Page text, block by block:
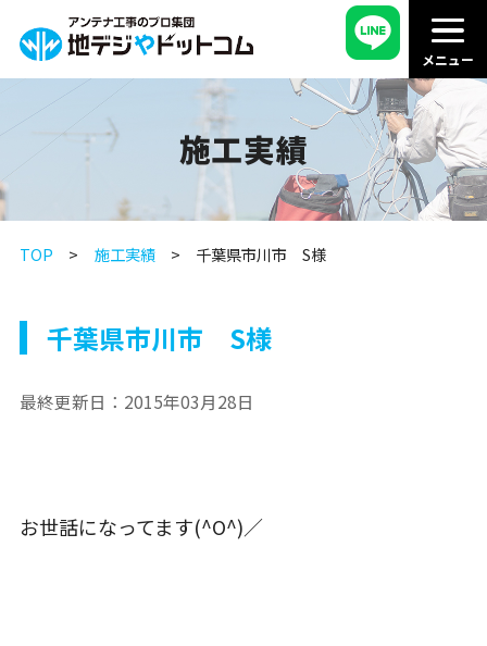
施工実績
TOP 施工実績 千葉県市川市 S様
千葉県市川市 S様
最終更新日： 2015年03月28日
お世話になってます(^O^)／